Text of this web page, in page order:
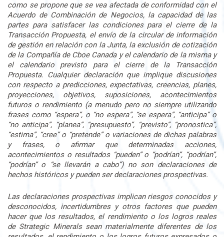
como se propone que se vea afectada de conformidad con el
Acuerdo de Combinación de Negocios, la capacidad de las
partes para satisfacer las condiciones para el cierre de la
Transacción Propuesta, el envío de la circular de información
de gestión en relación con la Junta, la exclusión de cotización
de la Compañía de Cboe Canada y el calendario de la misma y
el calendario previsto para el cierre de la Transacción
Propuesta. Cualquier declaración que implique discusiones
con respecto a predicciones, expectativas, creencias, planes,
proyecciones, objetivos, suposiciones, acontecimientos
futuros o rendimiento (a menudo pero no siempre utilizando
frases como “espera”, o “no espera”, “se espera”, “anticipa” o
“no anticipa”, “planea”, “presupuesto”, “previsto”, “pronostica”,
“estima”, “cree” o “pretende” o variaciones de dichas palabras
y frases, o afirmar que determinadas acciones,
acontecimientos o resultados “pueden” o “podrían”, “podrían”,
“podrían” o “se llevarán a cabo”) no son declaraciones de
hechos históricos y pueden ser declaraciones prospectivas.
Las declaraciones prospectivas implican riesgos conocidos y
desconocidos, incertidumbres y otros factores que pueden
hacer que los resultados, el rendimiento o los logros reales
de Strategic Minerals sean materialmente diferentes de los